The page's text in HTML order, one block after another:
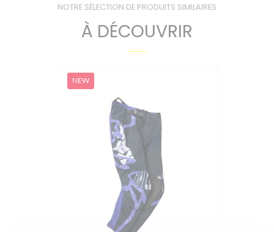
NOTRE SÉLECTION DE PRODUITS SIMILAIRES
À DÉCOUVRIR
NEW